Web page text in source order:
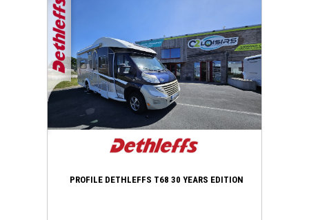
PROFILE DETHLEFFS T68 30 YEARS EDITION